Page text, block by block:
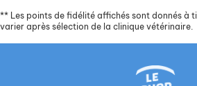
** Les points de fidélité affichés sont donnés à
varier après sélection de la clinique vétérinaire.